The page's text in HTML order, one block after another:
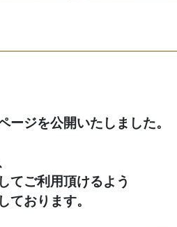
ジを公開いたしました。
てご利用頂けるよう
おります。